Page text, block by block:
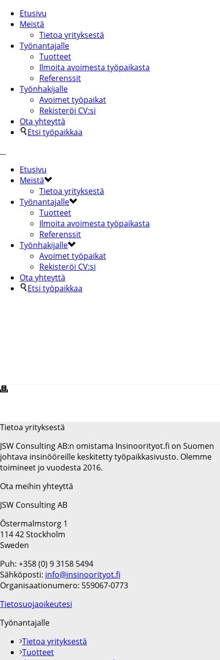
Etusivu
Meistä
Tietoa yrityksestä
Työnantajalle
Tuotteet
Ilmoita avoimesta työpaikasta
Referenssit
Työnhakijalle
Avoimet työpaikat
Rekisteröi CV:si
Ota yhteyttä
Etsi työpaikkaa
Etusivu
Meistä
Tietoa yrityksestä
Työnantajalle
Tuotteet
Ilmoita avoimesta työpaikasta
Referenssit
Työnhakijalle
Avoimet työpaikat
Rekisteröi CV:si
Ota yhteyttä
Etsi työpaikkaa
Tietoa yrityksestä
JSW Consulting AB:n omistama Insinoorityot.fi on Suomen
johtava insinööreille keskitetty työpaikkasivusto. Olemme
toimineet jo vuodesta 2016.
Ota meihin yhteyttä
JSW Consulting AB
Östermalmstorg 1
114 42 Stockholm
Sweden
Puh: +358 (0) 9 3158 5494
Sähköposti: info@insinoorityot.fi
Organisaationumero: 559067-0773
Tietosuojaoikeutesi
Työnantajalle
Tietoa yrityksestä
Tuotteet